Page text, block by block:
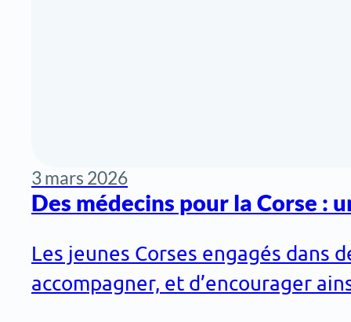
3 mars 2026
Des médecins pour la Corse :
Les jeunes Corses engagés dans
accompagner, et d’encourager